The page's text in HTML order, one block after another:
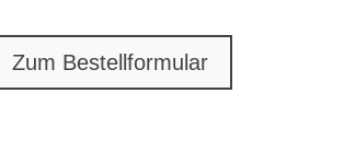
Zum Bestellformular